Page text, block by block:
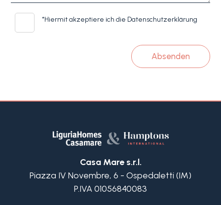
*Hiermit akzeptiere ich die Datenschutzerklärung
Absenden
Casa Mare s.r.l.
Piazza IV Novembre, 6 - Ospedaletti (IM)
P.IVA 01056840083